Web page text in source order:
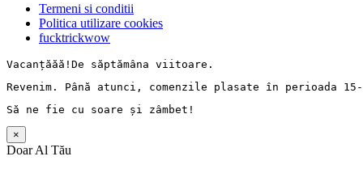
Termeni si conditii
Politica utilizare cookies
fucktrickwow
Vacanțăăă!De săptămâna viitoare.
Revenim. Până atunci, comenzile plasate în perioada
Să ne fie cu soare și zâmbet !
×
Doar Al Tău